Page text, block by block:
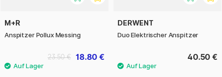
M+R
Anspitzer Pollux Messing
18.80 €
23.50 €
DERWENT
Duo Elektrischer Anspitzer
40.50 €